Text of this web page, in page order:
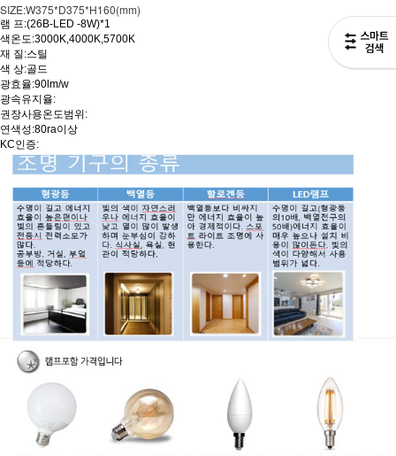
SIZE:W375*D375*H160(mm)
램 프:(26B-LED -8W)*1
색온도:3000K,4000K,5700K
재 질:스틸
색 상:골드
광효율:90lm/w
광속유지율:
권장사용온도범위:
연색성:80ra이상
KC인증: